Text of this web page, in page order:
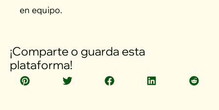
en equipo.
¡Comparte o guarda esta
plataforma!